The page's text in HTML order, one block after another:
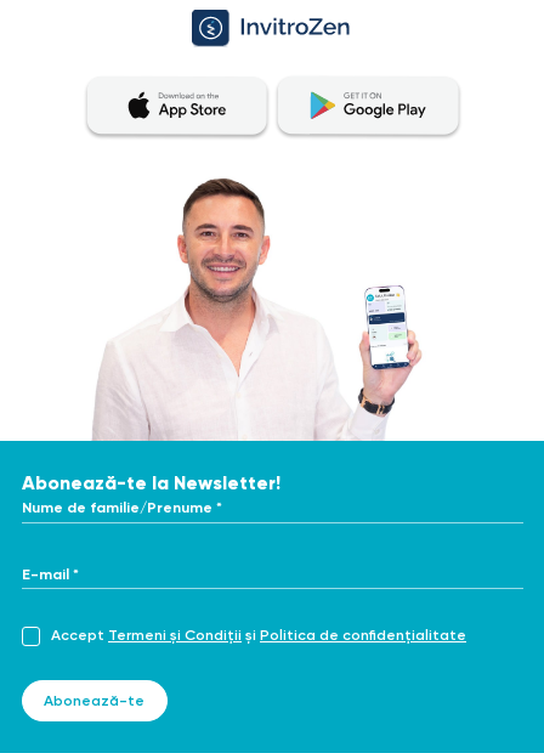
Abonează-te la Newsletter!
Nume de familie/Prenume *
E-mail *
Accept Termeni și Condiții și Politica de confidențialitate
Abonează-te